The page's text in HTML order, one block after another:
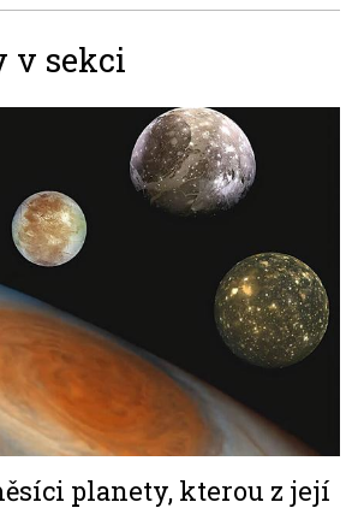
v sekci
planety, kterou z její